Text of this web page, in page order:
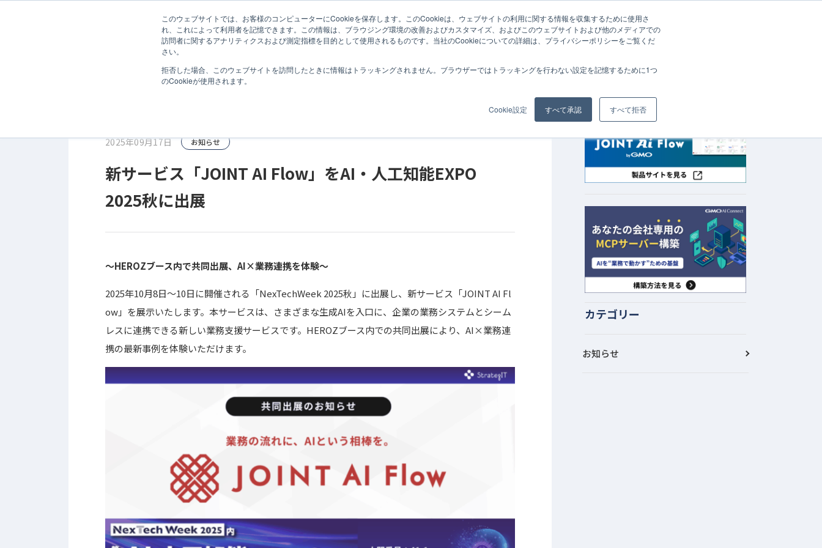
このウェブサイトでは、お客様のコンピューターにCookieを保存します。このCookieは、ウェブサイトの利用に関する情報を収集するために使用さ
れ、これによって利用者を記憶できます。この情報は、ブラウジング環境の改善およびカスタマイズ、およびこのウェブサイトおよび他のメディアでの
訪問者に関するアナリティクスおよび測定指標を目的として使用されるものです。当社のCookieについての詳細は、プライバシーポリシーをご覧くだ
さい。
拒否した場合、このウェブサイトを訪問したときに情報はトラッキングされません。ブラウザーではトラッキングを行わない設定を記憶するために1つ
のCookieが使用されます。
Cookie設定 すべて承認 すべて拒否
サービス紹介 事例 コラム お知らせ 私たちについて 採用情報 会社概要 お問い合わせ
新サービス「JOINT AI Flow」をAI・人工知能EXPO 2025秋に出展
2025年09月17日 お知らせ
新サービス「JOINT AI Flow」をAI・人工知能EXPO
2025秋に出展
～HEROZブース内で共同出展、AI×業務連携を体験～
2025年10月8日～10日に開催される「NexTechWeek 2025秋」に出展し、新サービス「JOINT AI Fl
ow」を展示いたします。本サービスは、さまざまな生成AIを入口に、企業の業務システムとシーム
レスに連携できる新しい業務支援サービスです。HEROZブース内での共同出展により、AI×業務連
携の最新事例を体験いただけます。
カテゴリー
お知らせ